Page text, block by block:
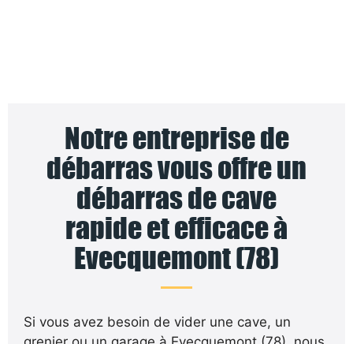
Notre entreprise de
débarras vous offre un
débarras de cave
rapide et efficace à
Evecquemont (78)
Si vous avez besoin de vider une cave, un